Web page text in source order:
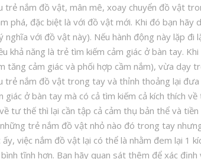
trẻ nắm đồ vật, mân mê, xoay chuyển đồ vật
phá, đặc biệt là với đồ vật mới. Khi đó bạn
nghĩa với đồ vật này). Nếu hành động này lặp
khả năng là trẻ tìm kiếm cảm giác ở bàn tay.
tăng cảm giác và phối hợp cầm nắm), vừa dạy
trẻ nắm đồ vật trong tay và thỉnh thoảng lại
giác ở bàn tay mà có cả tìm kiếm cả kích thích
tư thế thì lại cần tập cả cảm thụ bản thể và
trẻ nắm đồ vật nhỏ nào đó trong tay
ấy, việc nắm đồ vật lại có thể là nhằm đem lại 1
tĩnh hơn. Bạn hãy quan sát thêm để xác